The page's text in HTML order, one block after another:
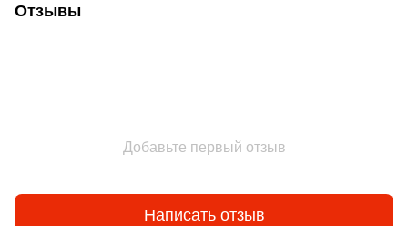
Отзывы
Добавьте первый отзыв
Написать отзыв